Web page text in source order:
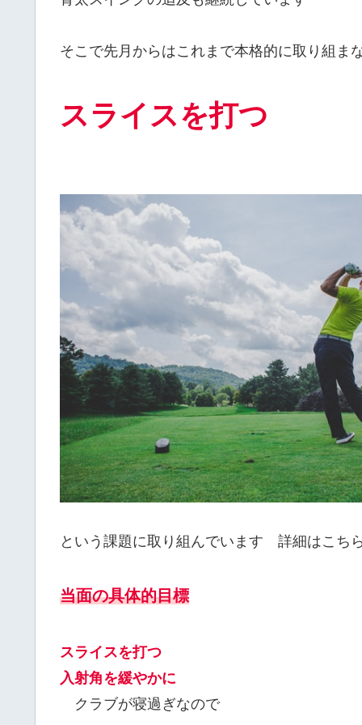
そこで先月からはこれまで本格的に取り組ま
スライスを打つ
という課題に取り組んでいます 詳細はこち
当面の具体的目標
スライスを打つ
入射角を緩やかに
クラブが寝過ぎなので